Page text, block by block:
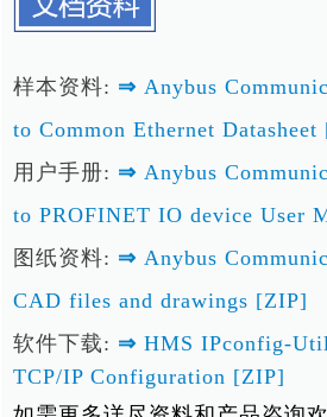
样本资料: ⇒ Anybus
to Common Ethernet Datasheet
用户手册: ⇒ Anybus
to PROFINET IO device User
图纸资料: ⇒ Anybus
CAD files and drawings [ZIP]
软件下载: ⇒ HMS IPconfig-
TCP/IP Configuration [ZIP]